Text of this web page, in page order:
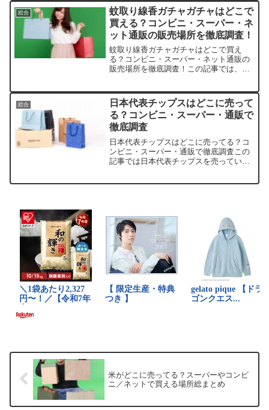
扱状況価格帯（目安）特徴楽天市場◎ 在
庫あり3,000円〜5...
総合
蚊取り線香ガチャガチャはどこで
買える？コンビニ・スーパー・ネ
ット通販の販売場所を徹底調査！
蚊取り線香ガチャガチャはどこで買え
る？コンビニ・スーパー・ネット通販の
販売場所を徹底調査！この記事では、蚊
どを手短に紹介します。夏の風物詩を可
愛く楽しみたいあなたにぴっ...
総合
日本代表チップスはどこに売って
る？コンビニ・スーパー・通販で
徹底調査
日本代表チップスはどこに売ってる？コ
ンビニ・スーパー・通販で徹底調査この
記事では日本代表チップスを売っている
米がどこに売ってる？スーパーやコンビ
ニ／ネットで買える場所総まとめ